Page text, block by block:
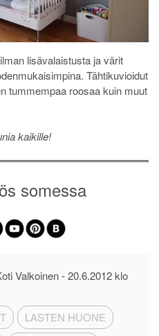
lisävalaistusta ja värit
Tähtikuvioidut
tummempaa roosaa kuin muut
kaikille!
somessa
Valkoinen -20.6.2012 klo
LASTEN HUONE